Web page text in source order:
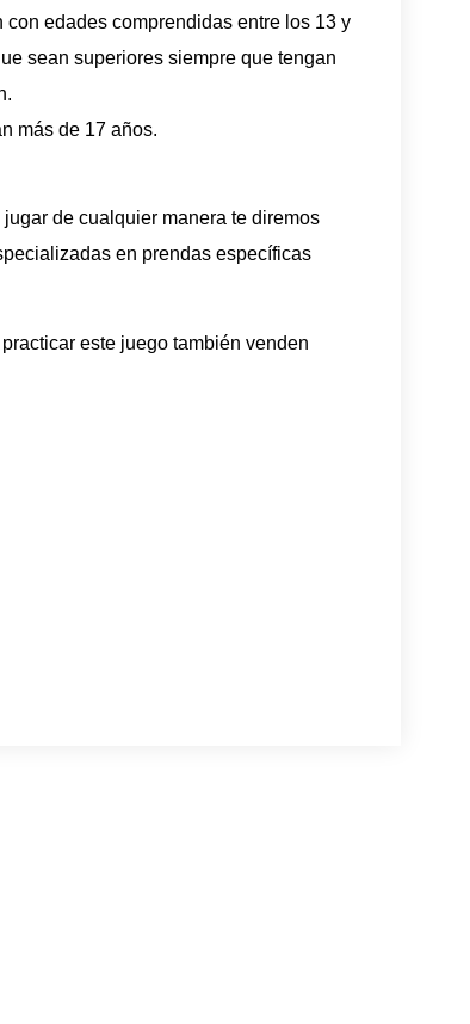
edades comprendidas entre los 13 y
sean superiores siempre que tengan
más de 17 años.
de cualquier manera te diremos
en prendas específicas
este juego también venden